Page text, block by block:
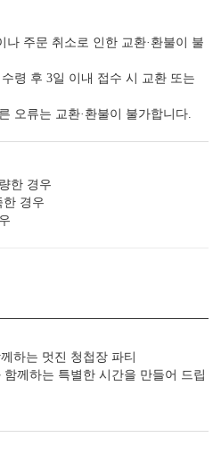
다 같은 퀄리티가 아닙니다.
치는 부분이 많습니다.
해 보세요.
0원 배송
실물이 중요합니다.
평량 용지
재단
정 지원
. 전문가의 도움을 받아 실수를
나 주문 취소로 인한 교환·환불이 불
령 후 3일 이내 접수 시 교환 또는
오류는 교환·환불이 불가합니다.
한 경우
한 경우
하는 멋진 청첩장 파티
함께하는 특별한 시간을 만들어 드립